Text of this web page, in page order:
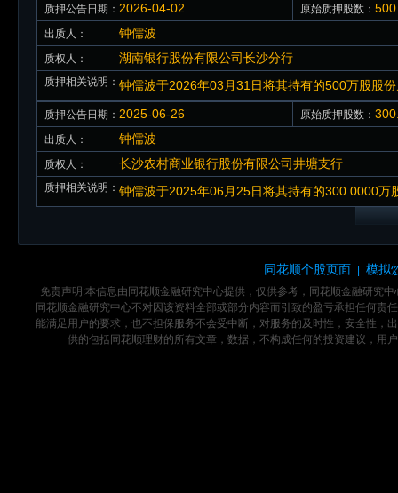
质押公告日期： 2026-04-02 原始质押股数：
出质人： 钟儒波
质权人： 湖南银行股份有限公司长沙分行
质押相关说明： 钟儒波于2026年03月31日将其持有的500万股股
质押公告日期： 2025-06-26 原始质押股数：
出质人： 钟儒波
质权人： 长沙农村商业银行股份有限公司井塘支行
质押相关说明： 钟儒波于2025年06月25日将其持有的300.0000
同花顺个股页面 模拟
免责声明:本信息由同花顺金融研究中心提供，仅供参考，同花顺金融研究
同花顺金融研究中心不对因该资料全部或部分内容而引致的盈亏承担任何
能满足用户的要求，也不担保服务不会受中断，对服务的及时性，安全性，
供的包括同花顺理财的所有文章，数据，不构成任何的投资建议，用